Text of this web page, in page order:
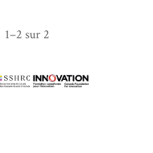
1–2 sur 2